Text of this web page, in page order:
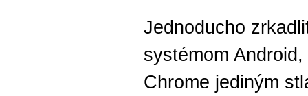
Jednoducho
systémom
Chrome jediným